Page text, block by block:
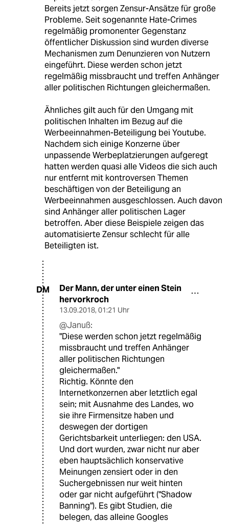
Bereits jetzt sorgen Zensur-Ansätze für große
Probleme. Seit sogenannte Hate-Crimes
regelmäßig promonenter Gegenstanz
öffentlicher Diskussion sind wurden diverse
Mechanismen zum Denunzieren von Nutzern
eingeführt. Diese werden schon jetzt
regelmäßig missbraucht und treffen Anhänger
aller politischen Richtungen gleichermaßen.
Ähnliches gilt auch für den Umgang mit
politischen Inhalten im Bezug auf die
Werbeeinnahmen-Beteiligung bei Youtube.
Nachdem sich einige Konzerne über
unpassende Werbeplatzierungen aufgeregt
hatten werden quasi alle Videos die sich auch
nur entfernt mit kontroversen Themen
beschäftigen von der Beteiligung an
Werbeeinnahmen ausgeschlossen. Auch davon
sind Anhänger aller politischen Lager
betroffen. Aber diese Beispiele zeigen das
automatisierte Zensur schlecht für alle
Beteiligten ist.
DM
Der Mann, der unter einen Stein
hervorkroch
13.09.2018, 01:21 Uhr
@Januß:
"Diese werden schon jetzt regelmäßig
missbraucht und treffen Anhänger
aller politischen Richtungen
gleichermaßen."
Richtig. Könnte den
Internetkonzernen aber letztlich egal
sein; mit Ausnahme des Landes, wo
sie ihre Firmensitze haben und
deswegen der dortigen
Gerichtsbarkeit unterliegen: den USA.
Und dort wurden, zwar nicht nur aber
eben hauptsächlich konservative
Meinungen zensiert oder in den
Suchergebnissen nur weit hinten
oder gar nicht aufgeführt ("Shadow
Banning"). Es gibt Studien, die
belegen, das alleine Googles